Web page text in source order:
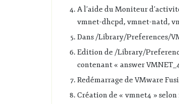
A l’aide du Moniteur
vmnet-dhcpd, vmnet-natd,
Dans /Library/Preferences/
Edition de /Library/
contenant « answer
Redémarrage de VMware
Création de « vmnet4 »